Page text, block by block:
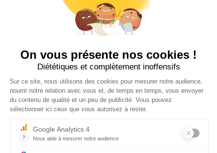
7, rue des Orchidées Le Bourg Nouveau
FR35650 LE RHEU - FRANCE
+33 2 99 14 64 81
contact@nucleus-sa.com